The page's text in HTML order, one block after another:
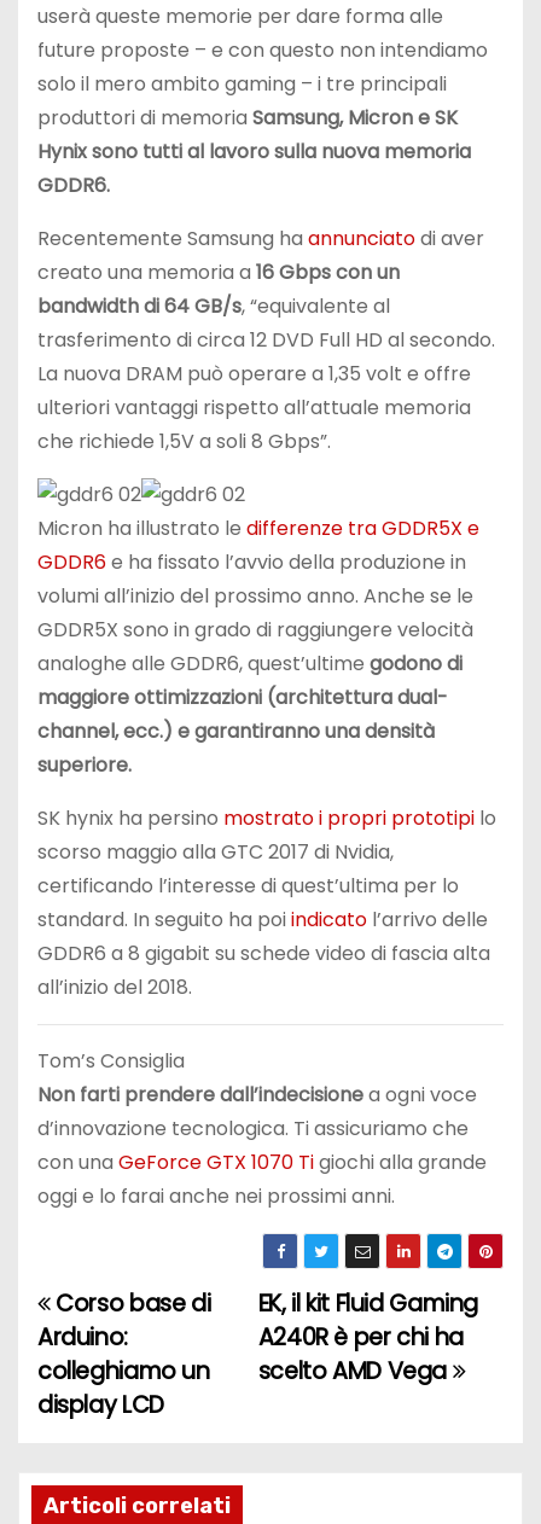
userà queste memorie per dare forma alle
future proposte – e con questo non intendiamo
solo il mero ambito gaming – i tre principali
produttori di memoria Samsung, Micron e SK
Hynix sono tutti al lavoro sulla nuova memoria
GDDR6.
Recentemente Samsung ha annunciatodi aver
creato una memoria a 16 Gbps con un
bandwidth di 64 GB/s, “equivalente al
trasferimento di circa 12 DVD Full HD al secondo.
La nuova DRAM può operare a 1,35 volt e offre
ulteriori vantaggi rispetto all’attuale memoria
che richiede 1,5V a soli 8 Gbps”.
Micron ha illustrato le differenze tra GDDR5X e
GDDR6e ha fissato l’avvio della produzione in
volumi all’inizio del prossimo anno. Anche se le
GDDR5X sono in grado di raggiungere velocità
analoghe alle GDDR6, quest’ultime godono di
maggiore ottimizzazioni (architettura dual-
channel, ecc.) e garantiranno una densità
superiore.
SK hynix ha persino mostrato i propri prototipi lo
scorso maggio alla GTC 2017 di Nvidia,
certificando l’interesse di quest’ultima per lo
standard. In seguito ha poiindicato l’arrivo delle
GDDR6 a 8 gigabit su schede video di fascia alta
all’inizio del 2018.
Tom’s Consiglia
Non farti prendere dall’indecisionea ogni voce
d’innovazione tecnologica. Ti assicuriamo che
con una GeForce GTX 1070 Tigiochi alla grande
oggi e lo farai anche nei prossimi anni.
N
a
v
EK, il kit Fluid Gaming
A240R è per chi ha
scelto AMD Vega
Corso base di
Arduino:
colleghiamo un
display LCD
Articoli correlati